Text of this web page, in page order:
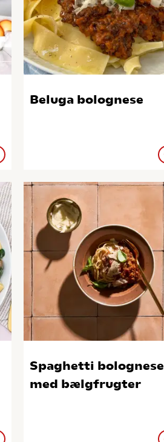
Beluga bolognese
Spaghetti bolognese
med bælgfrugter